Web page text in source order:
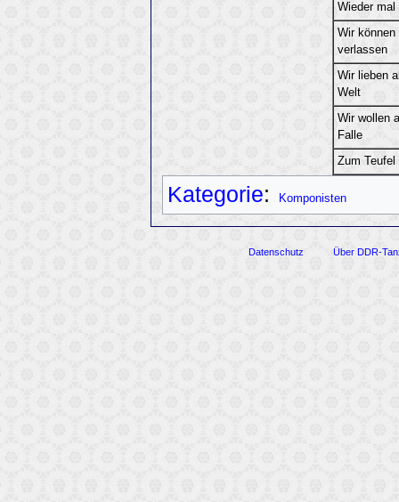
Wieder
Wir können
verlassen
Wir lieben
Welt
Wir wollen
Falle
Zum Teufel
Kategorie: Komponisten
Datenschutz Über DDR-